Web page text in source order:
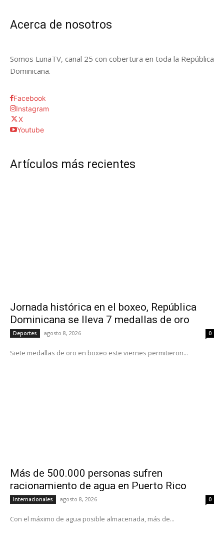
Acerca de nosotros
Somos LunaTV, canal 25 con cobertura en toda la República
Dominicana.
Facebook
Instagram
X
Youtube
Artículos más recientes
Jornada histórica en el boxeo, República
Dominicana se lleva 7 medallas de oro
Deportes agosto 8, 2026 0
Siete medallas de oro en boxeo este viernes permitieron...
Más de 500.000 personas sufren
racionamiento de agua en Puerto Rico
Internacionales agosto 8, 2026 0
Con el máximo de agua posible almacenada, más de...